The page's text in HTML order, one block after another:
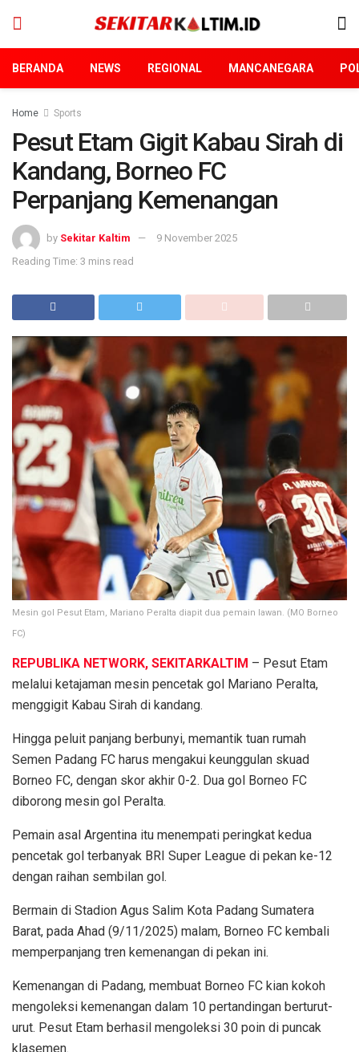
BERANDA NEWS REGIONAL MANCANEGARA
Home Sports
Pesut Etam Gigit Kabau Sirah di
Kandang, Borneo FC
Perpanjang Kemenangan
by Sekitar Kaltim
9 November 2025
Reading Time: 3 mins read
Mesin gol Pesut Etam, Mariano Peralta diapit dua pemain lawan. (MO Borneo
FC)
REPUBLIKA NETWORK, SEKITARKALTIM – Pesut Etam
melalui ketajaman mesin pencetak gol Mariano Peralta,
menggigit Kabau Sirah di kandang.
Hingga peluit panjang berbunyi, memantik tuan rumah
Semen Padang FC harus mengakui keunggulan skuad
Borneo FC, dengan skor akhir 0-2. Dua gol Borneo FC
diborong mesin gol Peralta.
Pemain asal Argentina itu menempati peringkat kedua
pencetak gol terbanyak BRI Super League di pekan ke-12
dengan raihan sembilan gol.
Bermain di Stadion Agus Salim Kota Padang Sumatera
Barat, pada Ahad (9/11/2025) malam, Borneo FC kembali
memperpanjang tren kemenangan di pekan ini.
Kemenangan di Padang, membuat Borneo FC kian kokoh
mengoleksi kemenangan dalam 10 pertandingan berturut-
urut. Pesut Etam berhasil mengoleksi 30 poin di puncak
klasemen.